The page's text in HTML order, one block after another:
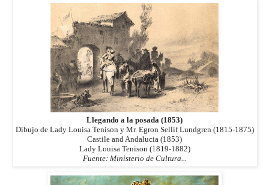
Llegando a la posada (1853)
Dibujo de Lady Louisa Tenison y Mr. Egron Sellif Lundgren (1815-1875)
Castile and Andalucia (1853)
Lady Louisa Tenison (1819-1882)
Fuente: Ministerio de Cultura...